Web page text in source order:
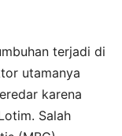
terjadi di
utamanya
karena
Salah